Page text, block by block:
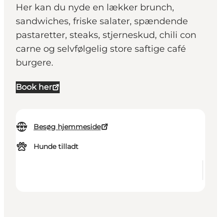
Her kan du nyde en lækker brunch,
sandwiches, friske salater, spændende
pastaretter, steaks, stjerneskud, chili con
carne og selvfølgelig store saftige café
burgere.
Book her
Besøg hjemmeside
Hunde tilladt